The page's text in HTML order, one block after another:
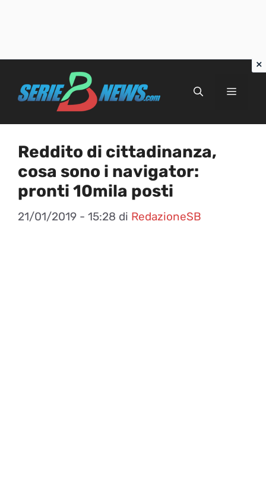
Menu
Reddito di cittadinanza,
cosa sono i navigator:
pronti 10mila posti
21/01/2019 - 15:28 di RedazioneSB